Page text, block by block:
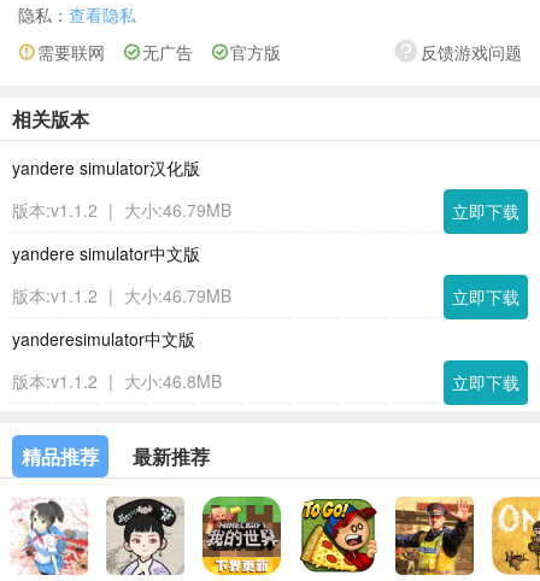
隐私： 查看隐私
反馈游戏问题
需要联网 无广告 官方版
相关版本
yandere simulator汉化版
版本:v1.1.2 | 大小:46.79MB
立即下载
yandere simulator中文版
版本:v1.1.2 | 大小:46.79MB
立即下载
yanderesimulator中文版
版本:v1.1.2 | 大小:46.8MB 立即下载
精品推荐 最新推荐